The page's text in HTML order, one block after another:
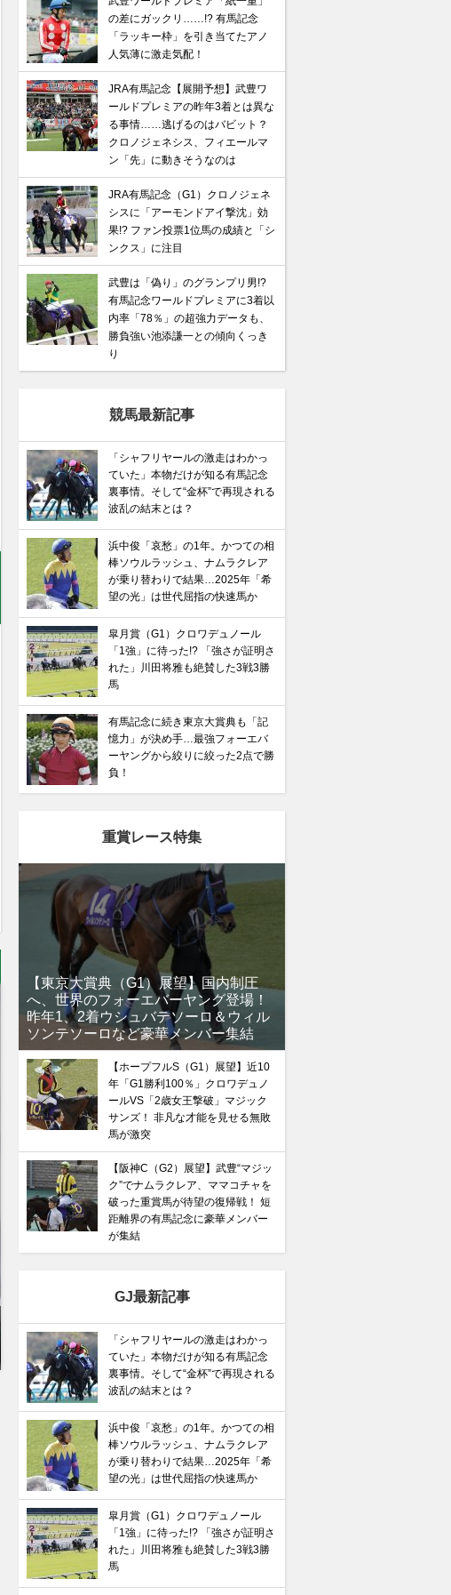
【有馬記念】武豊×ドウデュースを逆転できる候補3頭！と絶
るべき“隠れ穴馬！”
の差にガックリ……!? 有馬記念
「ラッキー枠」を引き当てたアノ
人気薄に激走気配！
JRA有馬記念【展開予想】武豊ワ
ールドプレミアの昨年3着とは異な
る事情……逃げるのはバビット？
クロノジェネシス、フィエールマ
ン「先」に動きそうなのは
JRA有馬記念（G1）クロノジェネ
シスに「アーモンドアイ撃沈」効
果!? ファン投票1位馬の成績と「シ
ンクス」に注目
武豊は「偽り」のグランプリ男!?
有馬記念ワールドプレミアに3着以
内率「78％」の超強力データも、
勝負強い池添謙一との傾向くっき
り
競馬最新記事
「シャフリヤールの激走はわかっ
ていた」本物だけが知る有馬記念
裏事情。そして“金杯”で再現される
波乱の結末とは？
浜中俊「哀愁」の1年。かつての相
棒ソウルラッシュ、ナムラクレア
が乗り替わりで結果…2025年「希
望の光」は世代屈指の快速馬か
皐月賞（G1）クロワデュノール
「1強」に待った!? 「強さが証明さ
れた」川田将雅も絶賛した3戦3勝
馬
有馬記念に続き東京大賞典も「記
憶力」が決め手…最強フォーエバ
ーヤングから絞りに絞った2点で勝
負！
重賞レース特集
【東京大賞典（G1）展望】国内制圧
へ、世界のフォーエバーヤング登場！
昨年1、2着ウシュバテソーロ＆ウィル
ソンテソーロなど豪華メンバー集結
【ホープフルS（G1）展望】近10
年「G1勝利100％」クロワデュノ
ールVS「2歳女王撃破」マジック
サンズ！ 非凡な才能を見せる無敗
馬が激突
【阪神C（G2）展望】武豊“マジッ
ク”でナムラクレア、ママコチャを
破った重賞馬が待望の復帰戦！ 短
距離界の有馬記念に豪華メンバー
が集結
GJ最新記事
「シャフリヤールの激走はわかっ
ていた」本物だけが知る有馬記念
裏事情。そして“金杯”で再現される
波乱の結末とは？
浜中俊「哀愁」の1年。かつての相
棒ソウルラッシュ、ナムラクレア
が乗り替わりで結果…2025年「希
望の光」は世代屈指の快速馬か
皐月賞（G1）クロワデュノール
「1強」に待った!? 「強さが証明さ
れた」川田将雅も絶賛した3戦3勝
馬